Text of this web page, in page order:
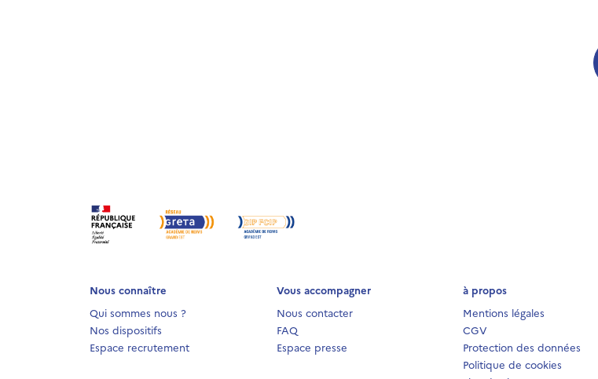
Nous connaître
Qui sommes nous ?
Nos dispositifs
Espace recrutement
Vous accompagner
Nous contacter
FAQ
Espace presse
à propos
Mentions légales
CGV
Protection des données
Politique de cookies